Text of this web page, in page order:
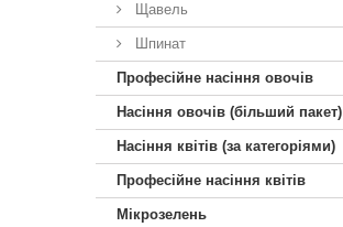
Щавель
Шпинат
Професійне насіння овочів
Насіння овочів (більший пакет)
Насіння квітів (за категоріями)
Професійне насіння квітів
Мікрозелень